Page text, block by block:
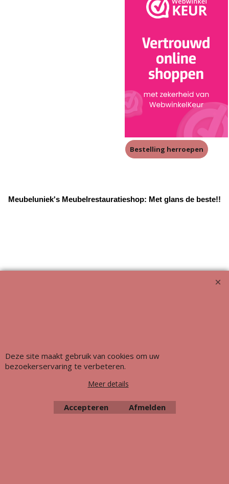
Bestelling herroepen
Meubeluniek's Meubelrestauratieshop: Met glans de beste!!
Webwinkel gemaakt met ShopFactory webwinkel software.
Deze site maakt gebruik van cookies om uw
bezoekerservaring te verbeteren.
Meer details
Accepteren Afmelden